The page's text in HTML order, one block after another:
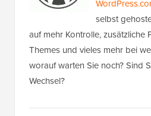
selbst
auf mehr Kontrolle, zusätzliche
Themes und vieles mehr bei
worauf warten Sie noch? Sind
Wechsel?